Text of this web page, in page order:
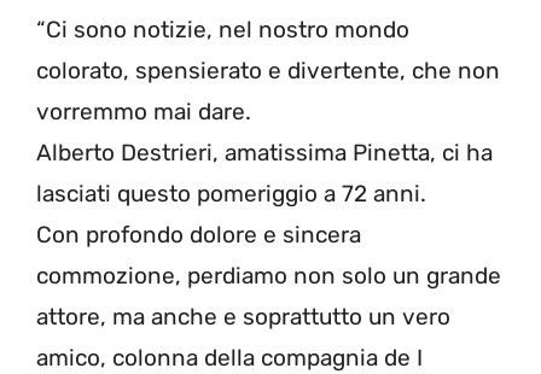
“Ci sono notizie, nel nostro mondo
colorato, spensierato e divertente, che non
vorremmo mai dare.
Alberto Destrieri, amatissima Pinetta, ci ha
lasciati questo pomeriggio a 72 anni.
Con profondo dolore e sincera
commozione, perdiamo non solo un grande
attore, ma anche e soprattutto un vero
amico, colonna della compagnia de I